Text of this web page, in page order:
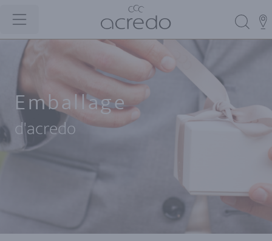
Emballage
d'acredo